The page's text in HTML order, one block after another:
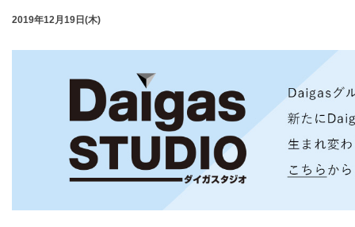
2019年12月19日(木)